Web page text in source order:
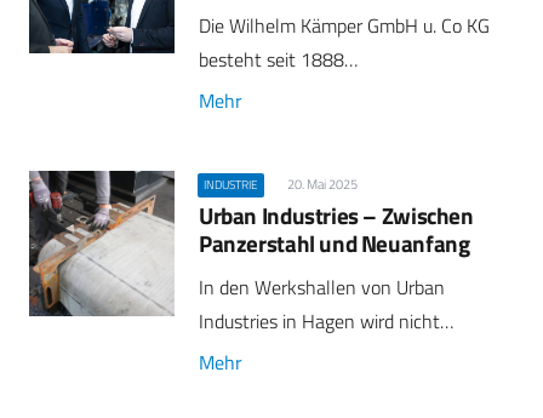
Die Wilhelm Kämper GmbH u. Co KG
besteht seit 1888…
Mehr
INDUSTRIE 20. Mai 2025
Urban Industries – Zwischen
Panzerstahl und Neuanfang
In den Werkshallen von Urban
Industries in Hagen wird nicht…
Mehr